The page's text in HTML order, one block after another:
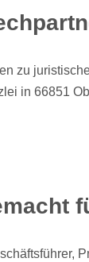
zu
in 66851